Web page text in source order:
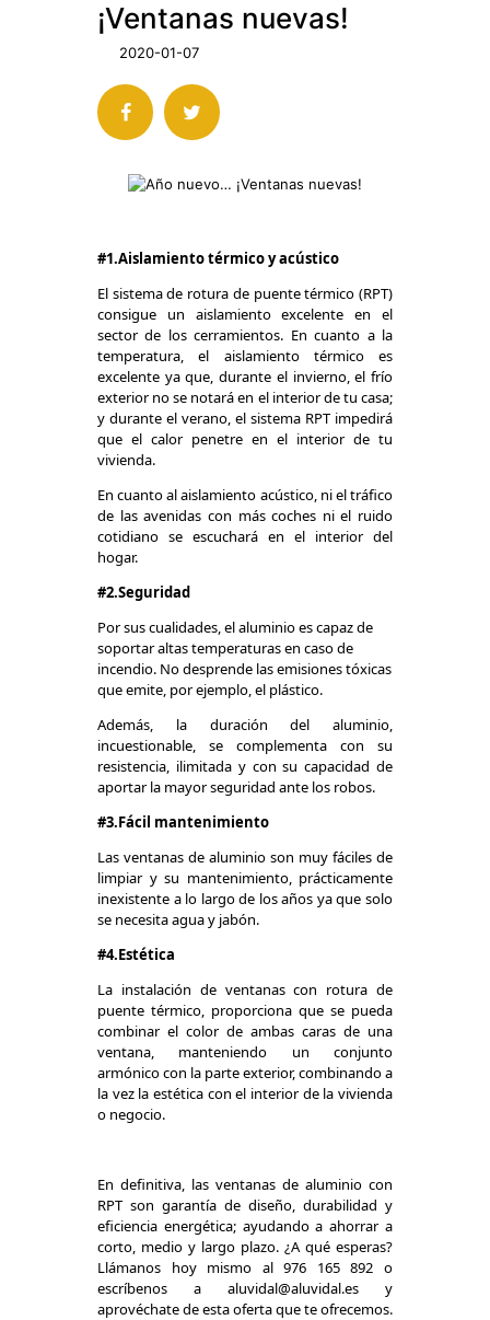
¡Ventanas nuevas!
2020-01-07
#1.Aislamiento térmico y acústico
El sistema de rotura de puente térmico (RPT)
consigue un aislamiento excelente en el
sector de los cerramientos. En cuanto a la
temperatura, el aislamiento térmico es
excelente ya que, durante el invierno, el frío
exterior no se notará en el interior de tu casa;
y durante el verano, el sistema RPT impedirá
que el calor penetre en el interior de tu
vivienda.
En cuanto al aislamiento acústico, ni el tráfico
de las avenidas con más coches ni el ruido
cotidiano se escuchará en el interior del
hogar.
#2.Seguridad
Por sus cualidades, el aluminio es capaz de
soportar altas temperaturas en caso de
incendio. No desprende las emisiones tóxicas
que emite, por ejemplo, el plástico.
Además, la duración del aluminio,
incuestionable, se complementa con su
resistencia, ilimitada y con su capacidad de
aportar la mayor seguridad ante los robos.
#3.Fácil mantenimiento
Las ventanas de aluminio son muy fáciles de
limpiar y su mantenimiento, prácticamente
inexistente a lo largo de los años ya que solo
se necesita agua y jabón.
#4.Estética
La instalación de ventanas con rotura de
puente térmico, proporciona que se pueda
combinar el color de ambas caras de una
ventana, manteniendo un conjunto
armónico con la parte exterior, combinando a
la vez la estética con el interior de la vivienda
o negocio.
En definitiva, las ventanas de aluminio con
RPT son garantía de diseño, durabilidad y
eficiencia energética; ayudando a ahorrar a
corto, medio y largo plazo. ¿A qué esperas?
Llámanos hoy mismo al 976 165 892 o
escríbenos a aluvidal@aluvidal.es y
aprovéchate de esta oferta que te ofrecemos.